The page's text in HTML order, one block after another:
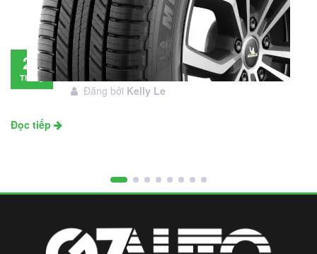
28
Tháng
Đánh giá lốp Michelin Primacy SUV: Đáng
đầu tư không?
Đăng bởi Kelly Le
Đọc tiếp